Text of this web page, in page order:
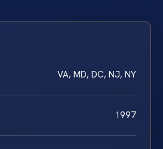
VA, MD, DC, NJ, NY
1997